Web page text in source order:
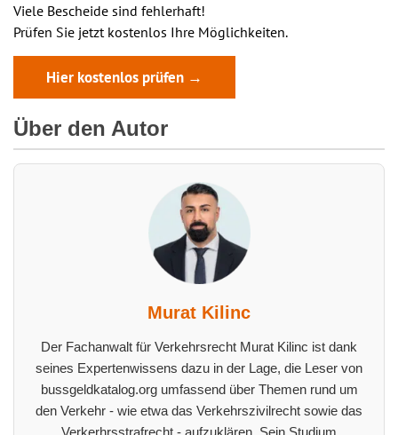
Viele Bescheide sind fehlerhaft!
Prüfen Sie jetzt kostenlos Ihre Möglichkeiten.
Hier kostenlos prüfen →
Über den Autor
Murat Kilinc
Der Fachanwalt für Verkehrsrecht Murat Kilinc ist dank
seines Expertenwissens dazu in der Lage, die Leser von
bussgeldkatalog.org umfassend über Themen rund um
den Verkehr - wie etwa das Verkehrszivilrecht sowie das